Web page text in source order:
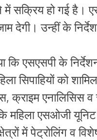
सक्रिय हो गई है।
देगी। उन्हीं के
कि एसएसपी के
सिपाहियों को
एनालिसिस व
महिला एसओजी
में पेट्रोलिंग व